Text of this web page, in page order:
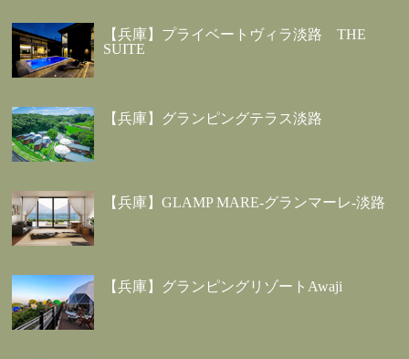
【兵庫】プライベートヴィラ淡路 THE
SUITE
【兵庫】グランピングテラス淡路
【兵庫】GLAMP MARE-グランマーレ-淡路
【兵庫】グランピングリゾートAwaji